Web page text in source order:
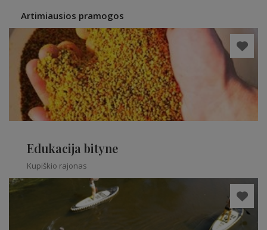
Artimiausios pramogos
Edukacija bityne
Kupiškio rajonas